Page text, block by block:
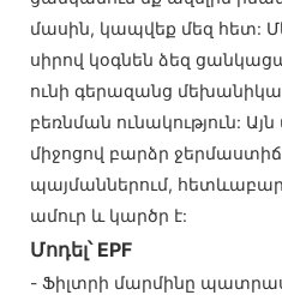
մասին, կապվեք մեզ հետ:
սիրով կօգնեն ձեզ
ունի գերազանց
բեռնման ունակություն: Այն
միջոցով բարձր
պայմաններում,
ամուր և կարծր է:
Մոդել՝ EPF
- Ֆիլտրի մարմինը